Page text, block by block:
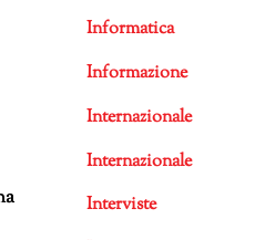
Informatica
Informazione
Internazionale
Internazionale
Interviste